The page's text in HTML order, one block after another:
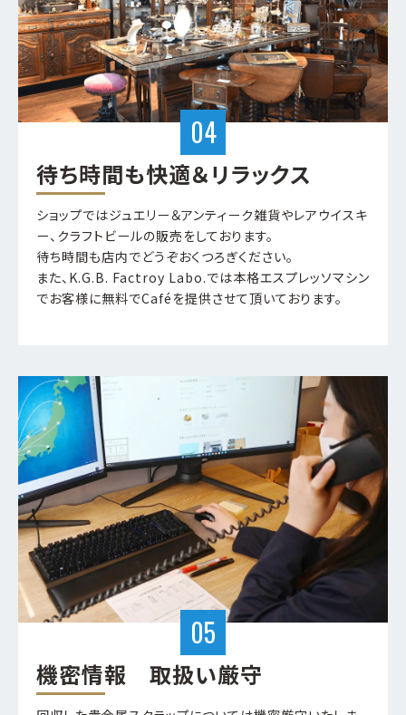
待ち時間も快適＆リラックス
ショップではジュエリー＆アンティーク雑貨やレアウイスキ
ー、クラフトビールの販売をしております。
待ち時間も店内でどうぞおくつろぎください。
また、K.G.B. Factroy Labo.では本格エスプレッソマシン
でお客様に無料でCaféを提供させて頂いております。
機密情報 取扱い厳守